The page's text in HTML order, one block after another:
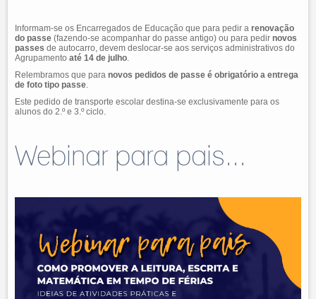
Informam-se os Encarregados de Educação que para pedir a renovação
do passe (fazendo-se acompanhar do passe antigo) ou para pedirnovos
passes de autocarro, devem deslocar-se aos serviços administrativos do
Agrupamento até 14 de julho
Relembramos que paranovos pedidos de passe é obrigatório a entrega
de foto tipo passe
Este pedido de transporte escolar destina-se exclusivamente para os
alunos do 2.º e 3.º ciclo.
Webinar para pais...